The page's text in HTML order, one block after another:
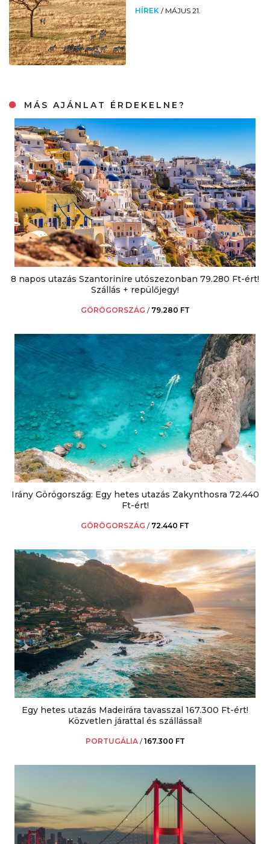
HÍREK / MÁJUS 21.
MÁS AJÁNLAT ÉRDEKELNE?
8 napos utazás Szantorinire utószezonban 79.280 Ft-ért!
Szállás + repülőjegy!
GÖRÖGORSZÁG / 79.280 FT
Irány Görögország: Egy hetes utazás Zakynthosra 72.440
Ft-ért!
GÖRÖGORSZÁG / 72.440 FT
Egy hetes utazás Madeirára tavasszal 167.300 Ft-ért!
Közvetlen járattal és szállással!
PORTUGÁLIA /167.300 FT